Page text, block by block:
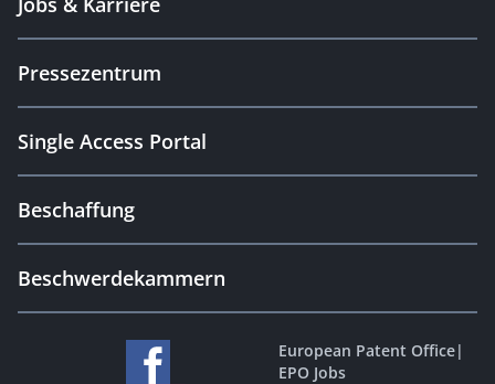
Pressezentrum
Single Access Portal
Beschaffung
Beschwerdekammern
European Patent Office|
EPO Jobs